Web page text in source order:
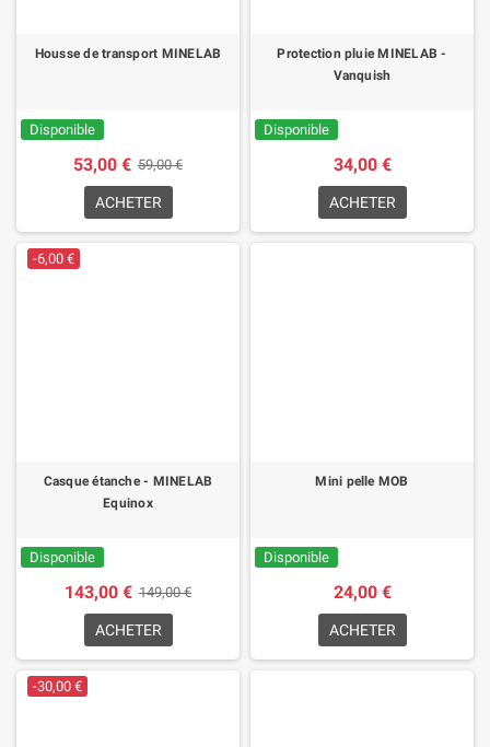
Housse de transport MINELAB
Disponible
53,00 € 59,00 €
ACHETER
Protection pluie MINELAB -
Vanquish
Disponible
34,00 €
ACHETER
-6,00 €
Casque étanche - MINELAB
Equinox
Disponible
143,00 € 149,00 €
ACHETER
Mini pelle MOB
Disponible
24,00 €
ACHETER
-30,00 €